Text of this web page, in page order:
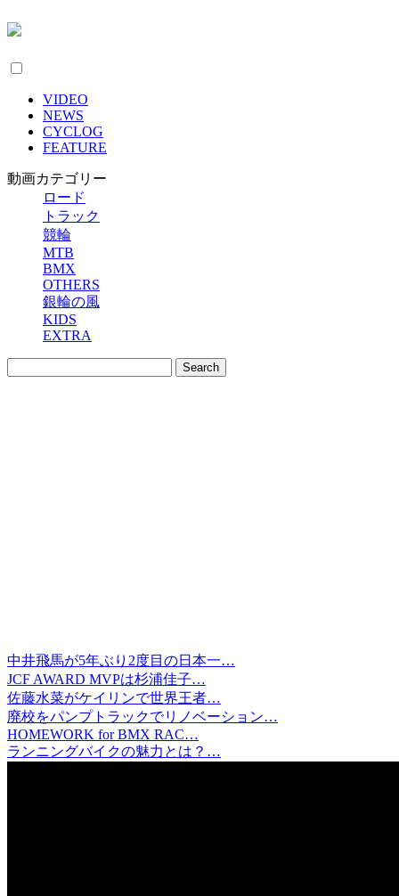
VIDEO
NEWS
CYCLOG
FEATURE
動画カテゴリー
ロード
トラック
競輪
MTB
BMX
OTHERS
銀輪の風
KIDS
EXTRA
中井飛馬が5年ぶり2度目の日本一…
JCF AWARD MVPは杉浦佳子…
佐藤水菜がケイリンで世界王者…
廃校をパンプトラックでリノベーション…
HOMEWORK for BMX RAC…
ランニングバイクの魅力とは？…